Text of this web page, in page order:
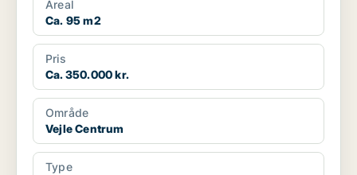
Areal
Ca. 95 m2
Pris
Ca. 350.000 kr.
Område
Vejle Centrum
Type